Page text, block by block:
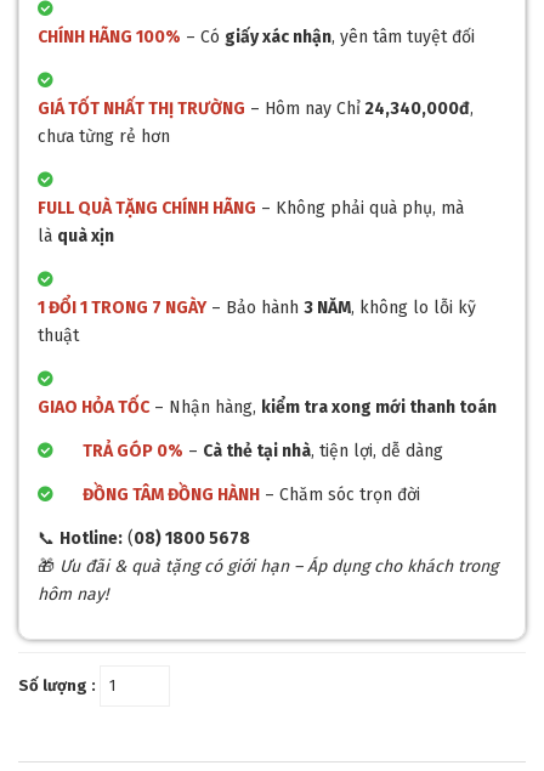
CHÍNH HÃNG 100% – Có giấy xác nhận, yên tâm tuyệt đối
GIÁ TỐT NHẤT THỊ TRƯỜNG – Hôm nay Chỉ 24,340,000đ,
chưa từng rẻ hơn
FULL QUÀ TẶNG CHÍNH HÃNG – Không phải quà phụ, mà
là quà xịn
1 ĐỔI 1 TRONG 7 NGÀY– Bảo hành 3 NĂM, không lo lỗi kỹ
thuật
GIAO HỎA TỐC– Nhận hàng, kiểm tra xong mới thanh toán
TRẢ GÓP 0% – Cà thẻ tại nhà, tiện lợi, dễ dàng
ĐỒNG TÂM ĐỒNG HÀNH – Chăm sóc trọn đời
📞 Hotline: (08) 1800 5678
🎁 Ưu đãi & quà tặng có giới hạn – Áp dụng cho khách trong
hôm nay!
Số lượng :